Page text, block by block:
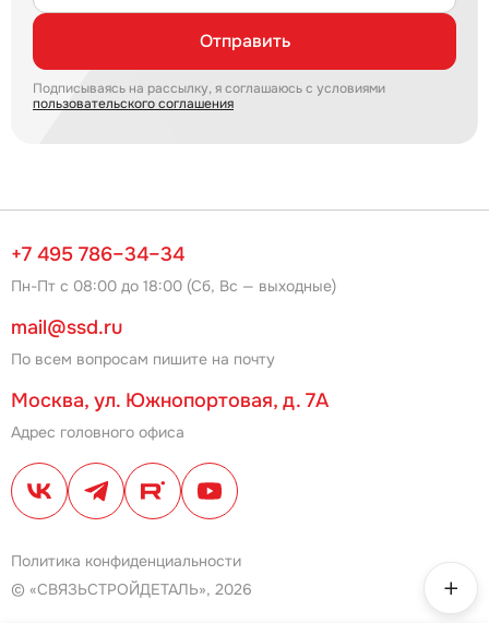
Отправить
Подписываясь на рассылку, я соглашаюсь с условиями
пользовательского соглашения
+7 495 786–34–34
Пн-Пт с 08:00 до 18:00 (Сб, Вс — выходные)
mail@ssd.ru
По всем вопросам пишите на почту
Москва, ул. Южнопортовая, д. 7А
Адрес головного офиса
Политика конфиденциальности
© «СВЯЗЬСТРОЙДЕТАЛЬ», 2026